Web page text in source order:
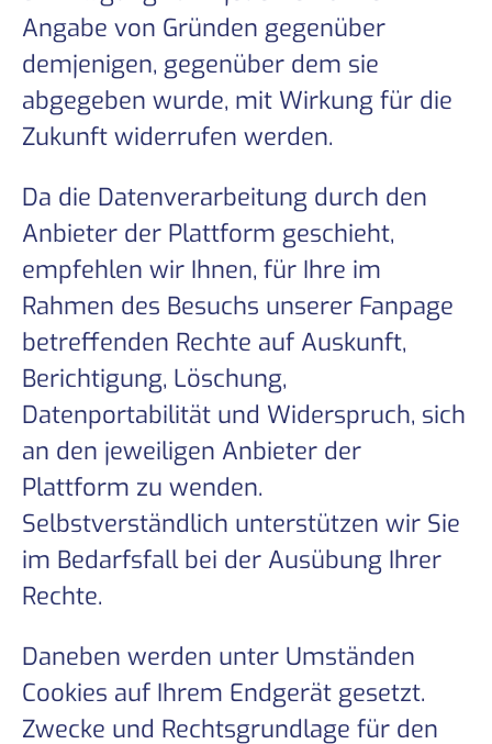
Angabe von Gründen gegenüber
demjenigen, gegenüber dem sie
abgegeben wurde, mit Wirkung für die
Zukunft widerrufen werden.
Da die Datenverarbeitung durch den
Anbieter der Plattform geschieht,
empfehlen wir Ihnen, für Ihre im
Rahmen des Besuchs unserer Fanpage
betreffenden Rechte auf Auskunft,
Berichtigung, Löschung,
Datenportabilität und Widerspruch, sich
an den jeweiligen Anbieter der
Plattform zu wenden.
Selbstverständlich unterstützen wir Sie
im Bedarfsfall bei der Ausübung Ihrer
Rechte.
Daneben werden unter Umständen
Cookies auf Ihrem Endgerät gesetzt.
Zwecke und Rechtsgrundlage für den